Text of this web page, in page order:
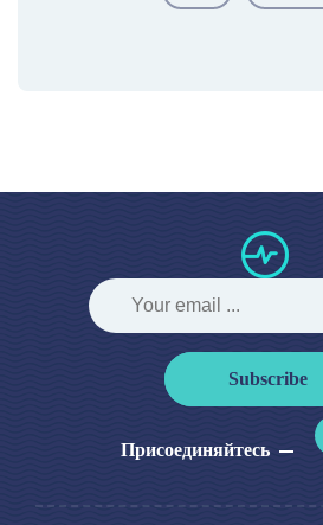
Subscribe
Присоединяйтесь